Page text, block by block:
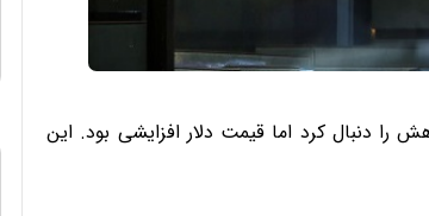
دنبال کرد اما قیمت دلار افزایشی بود. این